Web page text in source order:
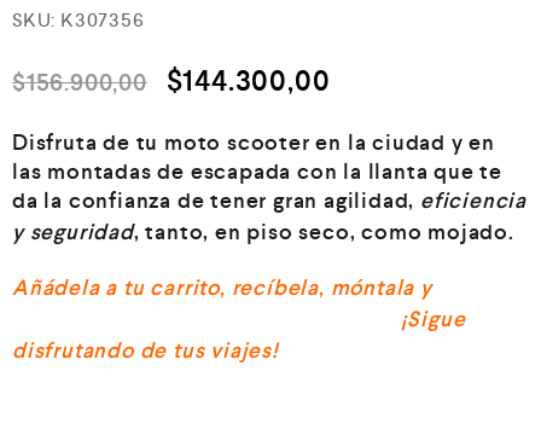
a
r
o
e
n
0
d
e
SKU: K307356
$156.900,00 $144.300,00
Disfruta de tu moto scooteren la ciudad y en
las montadas de escapada con la llanta que te
da la confianza de tener gran agilidad, eficiencia
y seguridad, tanto, en piso seco, como mojado.
Añádela a tu carrito, recíbela, móntala y
¡Sigue
disfrutando de tus viajes!